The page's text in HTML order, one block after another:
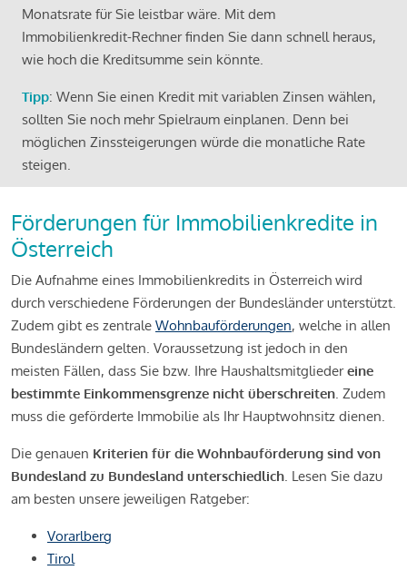
Monatsrate für Sie leistbar wäre. Mit dem
Immobilienkredit-Rechner finden Sie dann schnell heraus,
wie hoch die Kreditsumme sein könnte.
Tipp: Wenn Sie einen Kredit mit variablen Zinsen wählen,
sollten Sie noch mehr Spielraum einplanen. Denn bei
möglichen Zinssteigerungen würde die monatliche Rate
steigen.
Förderungen für Immobilienkredite in
Österreich
Die Aufnahme eines Immobilienkredits in Österreich wird
durch verschiedene Förderungen der Bundesländer unterstützt.
Zudem gibt es zentrale Wohnbauförderungen, welche in allen
Bundesländern gelten. Voraussetzung ist jedoch in den
meisten Fällen, dass Sie bzw. Ihre Haushaltsmitgliedereine
bestimmte Einkommensgrenze nicht überschreiten. Zudem
muss die geförderte Immobilie als Ihr Hauptwohnsitz dienen.
Die genauen Kriterien für die Wohnbauförderung sind von
Bundesland zu Bundesland unterschiedlich. Lesen Sie dazu
am besten unsere jeweiligen Ratgeber:
Vorarlberg
Tirol